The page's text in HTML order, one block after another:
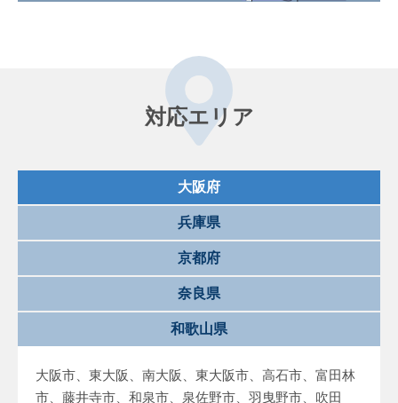
対応エリア
大阪府
兵庫県
京都府
奈良県
和歌山県
大阪市、東大阪、南大阪、東大阪市、高石市、富田林
市、藤井寺市、和泉市、泉佐野市、羽曳野市、吹田